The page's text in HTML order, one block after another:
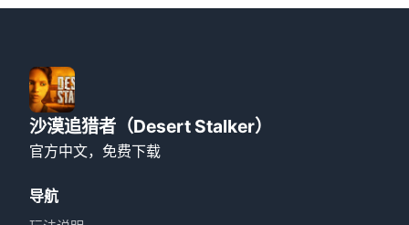
沙漠追猎者（Desert Stalker）
官方中文，免费下载
导航